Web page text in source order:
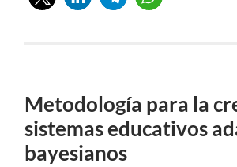
Metodología para la
sistemas educativos
bayesianos